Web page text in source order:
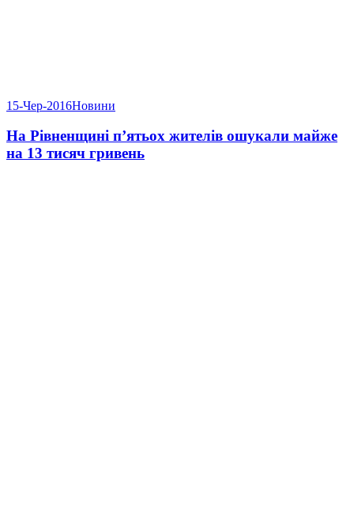
15-Чер-2016Новини
На Рівненщині п’ятьох жителів ошукали майже
на 13 тисяч гривень